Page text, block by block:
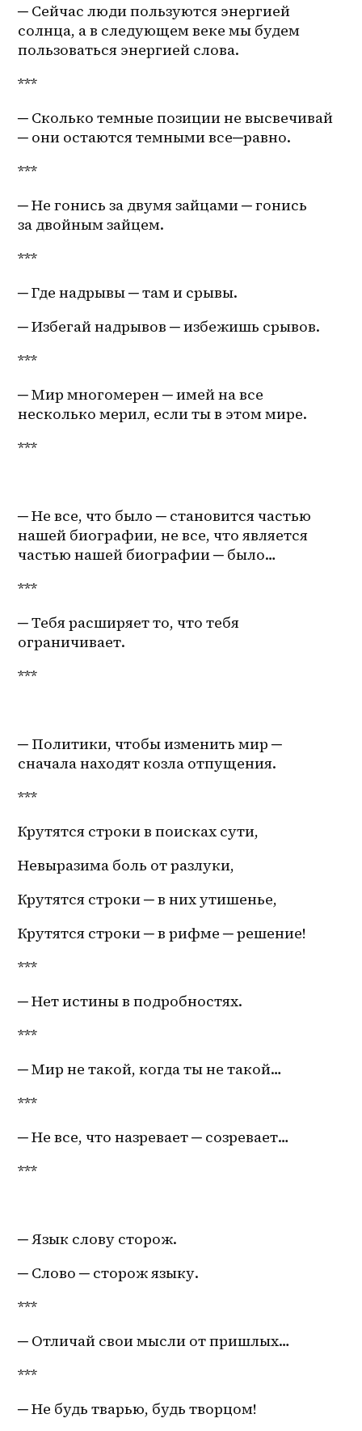
─ Сейчас люди пользуются энергией
солнца, а в следующем веке мы будем
пользоваться энергией слова.
***
─ Сколько темные позиции не высвечивай
─ они остаются темными все─равно.
***
─ Не гонись за двумя зайцами ─ гонись
за двойным зайцем.
***
─ Где надрывы ─ там и срывы.
─ Избегай надрывов ─ избежишь срывов.
***
─ Мир многомерен ─ имей на все
несколько мерил, если ты в этом мире.
***
─ Не все, что было ─ становится частью
нашей биографии, не все, что является
частью нашей биографии ─ было…
***
─ Тебя расширяет то, что тебя
ограничивает.
***
─ Политики, чтобы изменить мир ─
сначала находят козла отпущения.
***
Крутятся строки в поисках сути,
Невыразима боль от разлуки,
Крутятся строки ─ в них утишенье,
Крутятся строки ─ в рифме ─ решение!
***
─ Нет истины в подробностях.
***
─ Мир не такой, когда ты не такой…
***
─ Не все, что назревает ─ созревает…
***
─ Язык слову сторож.
─ Слово ─ сторож языку.
***
─ Отличай свои мысли от пришлых…
***
─ Не будь тварью, будь творцом!